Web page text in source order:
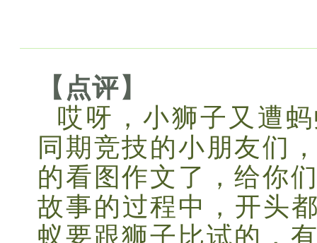
【点评】
哎呀，小狮子又遭
同期竞技的小朋友们
的看图作文了，给你
故事的过程中，开头
蚁要跟狮子比试的，